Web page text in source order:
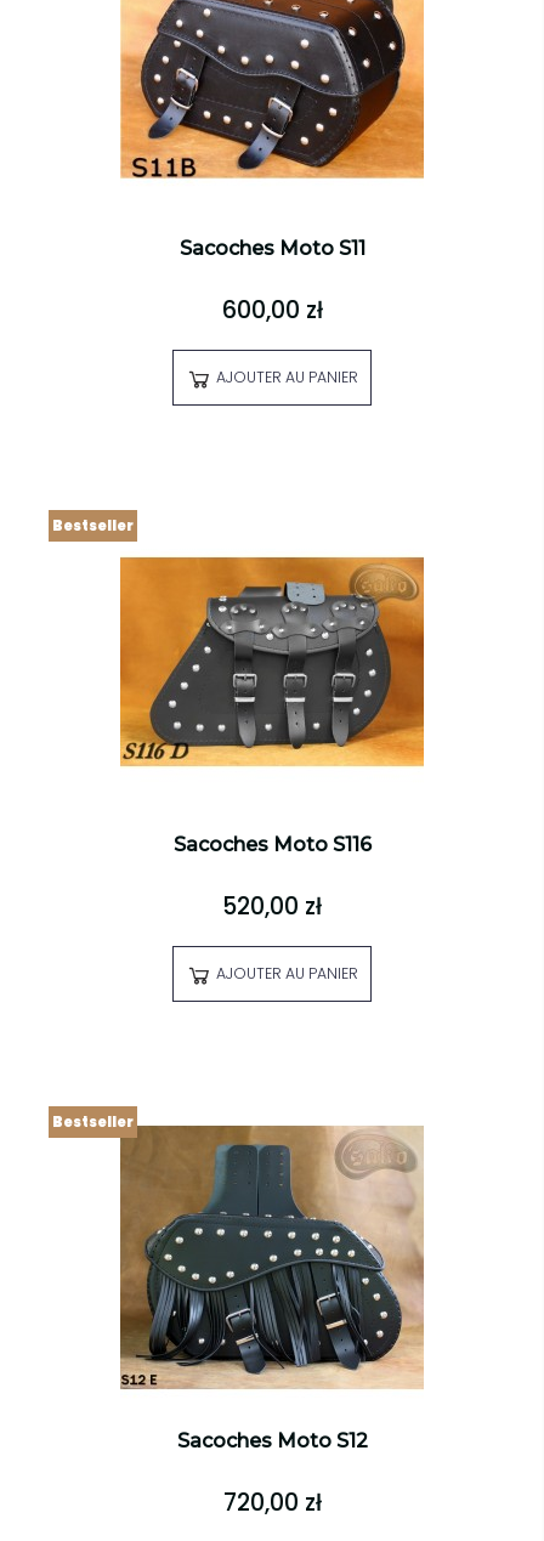
Sacoches Moto S11
600,00 zł
AJOUTER AU PANIER
Sacoches Moto S116
520,00 zł
AJOUTER AU PANIER
Bestseller
Sacoches Moto S12
720,00 zł
Bestseller